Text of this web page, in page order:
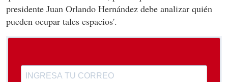
presidente Juan Orlando Hernández debe analizar quién
pueden ocupar tales espacios'.